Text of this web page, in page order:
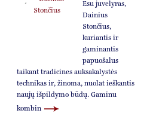
Esu juvelyras,
Dainius
Stončius,
kuriantis ir
gaminantis
papuošalus
taikant tradicines auksakalystės
technikas ir, žinoma, nuolat ieškantis
naujų išpildymo būdų. Gaminu
kombin